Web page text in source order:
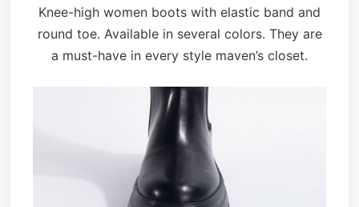
Knee-high women boots with elastic band and
round toe. Available in several colors. They are
a must-have in every style maven’s closet.